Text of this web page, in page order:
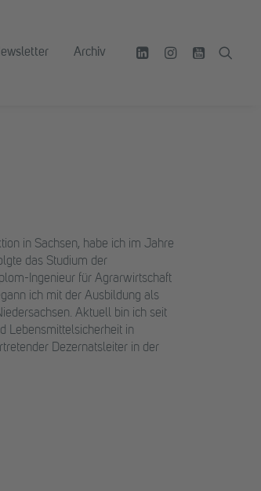
Archiv
in Sachsen, habe ich im Jahre
das Studium der
Ingenieur für Agrarwirtschaft
ich mit der Ausbildung als
Aktuell bin ich seit
Lebensmittelsicherheit in
Dezernatsleiter in der